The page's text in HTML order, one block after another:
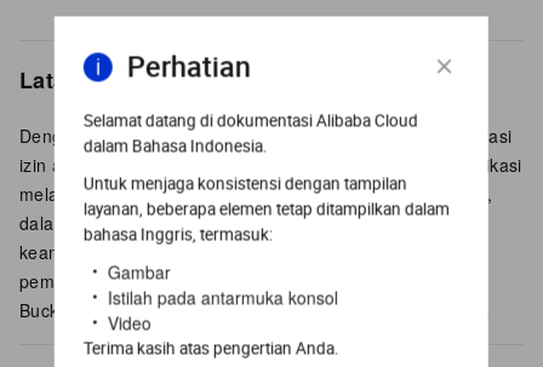
Perhatian
Selamat datang di dokumentasi Alibaba Cloud
dalam Bahasa Indonesia.
Untuk menjaga konsistensi dengan tampilan
layanan, beberapa elemen tetap ditampilkan dalam
bahasa Inggris, termasuk:
Gambar
Istilah pada antarmuka konsol
Video
Terima kasih atas pengertian Anda.
Latar Belakang
Dengan konfigurasi default, Anda tidak perlu mengonfigurasi
izin akses OSS secara khusus untuk menghubungkan aplikasi
melalui asisten akses probe ARMS (ack-onepilot). Namun,
dalam beberapa skenario tertentu karena pertimbangan
keamanan—misalnya jika Anda telah menerapkan
pembatasan izin pada OSS—Anda perlu mengonfigurasi
Bucket OSS yang digunakan oleh komponen ack-onepilot.